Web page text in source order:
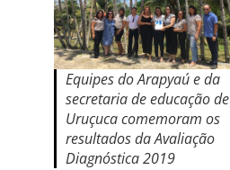
Equipes do Arapyaú e da
secretaria de educação de
Uruçuca comemoram os
resultados da Avaliação
Diagnóstica 2019